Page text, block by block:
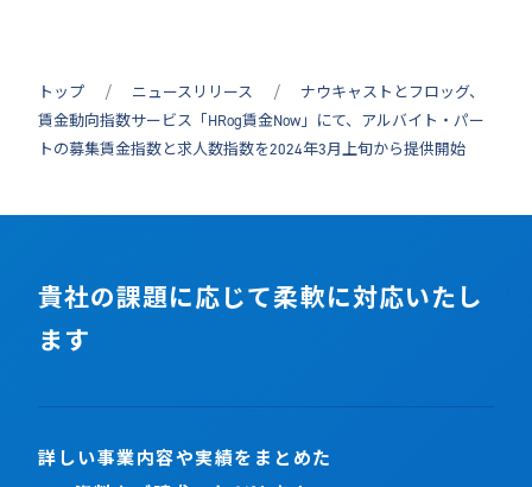
トップ ニュースリリース
ナウキャストとフロッグ、
賃金動向指数サービス「HRog賃金Now」にて、アルバイト・パー
トの募集賃金指数と求人数指数を2024年3月上旬から提供開始
貴社の課題に応じて柔軟に対応いたし
ます
詳しい事業内容や実績をまとめた